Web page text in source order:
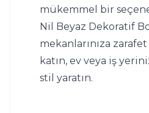
mükemmel bir
Nil Beyaz Dekoratif
mekanlarınıza
katın, ev veya iş
stil yaratın.